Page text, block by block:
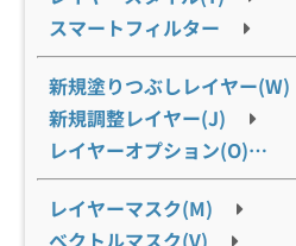
スマートフィルター
新規塗りつぶしレイヤー(W)
新規調整レイヤー(J)
レイヤーオプション(O)…
レイヤーマスク(M)
ベクトルマスク(V)